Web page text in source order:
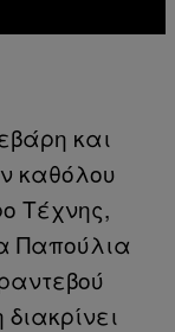
και
καθόλου
Τέχνης,
Παπούλια